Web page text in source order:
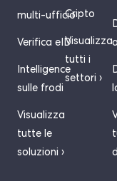
multi-ufficio
Verifica eID
Intelligence
sulle frodi
Visualizza
tutte le
soluzioni ›
Cripto
Visualizza
tutti i
settori ›